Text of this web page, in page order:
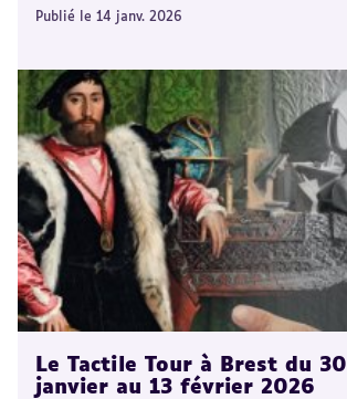
Publié le 14 janv. 2026
Le Tactile Tour à Brest du 30
janvier au 13 février 2026